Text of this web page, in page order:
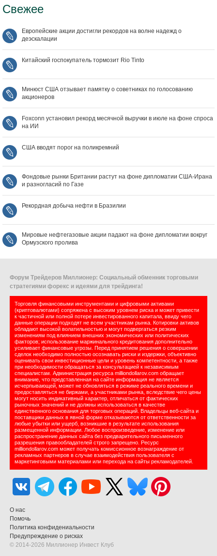
Свежее
Европейские акции достигли рекордов на волне надежд о
деэскалации
Китайский госпокупатель тормозит Rio Tinto
Минюст США отзывает памятку о советниках по голосованию
акционеров
Foxconn установил рекорд месячной выручки в июле на фоне спроса
на ИИ
США вводят порог на поликремний
Фондовые рынки Британии растут на фоне дипломатии США‑Ирана
и разногласий по Газе
Рекордная добыча нефти в Бразилии
Мировые нефтегазовые акции падают на фоне дипломатии вокруг
Ормузского пролива
Форум Трейдеров Миллионер: Социальный обменник торговыми
стратегиями форекс и идеями для трейдинга!
Торговля финансовыми инструментами и цифровыми активами
(криптовалютами) сопряжена с высоким уровнем риска и может привести
к частичной или полной потере инвестированного капитала, ввиду чего
данные операции подходят не всем участникам рынка. Котировки активов
обладают высокой волатильностью и могут подвергаться резким
изменениям под влиянием внешних экономических или политических
факторов; использование маржинального кредитования дополнительно
усиливает финансовые угрозы. Перед принятием решения о совершении
сделок необходимо полностью осознавать риски и издержки, объективно
оценивать свои инвестиционные цели и уровень компетентности, а также
при необходимости обращаться за консультацией к независимым
специалистам. Администрация ресурса milliondollarov.com обращает
внимание, что представленная на сайте информация не является
исчерпывающей, может не обновляться в режиме реального времени и
предоставляться не биржами, а участниками рынка, вследствие чего цены
могут носить индикативный характер, отличаться от фактических
рыночных значений и не должны использоваться в качестве
единственного основания для торговых операций. Владельцы веб-сайта и
поставщики данных в явной форме отказываются от ответственности за
любые убытки или ущерб, возникшие в результате использования
размещенной информации. Любое воспроизведение, изменение или
распространение данных сайта без предварительного письменного
разрешения правообладателей строго запрещено. Ресурс
milliondollarov.com может получать комиссионное вознаграждение от
рекламных партнеров в случае взаимодействия пользователя с
маркетинговыми материалами или перехода на сайты рекламодателей.
О нас
Помочь
Политика конфидениальности
Предупреждение о рисках
© 2014-2026 Миллионер Инвест Клуб